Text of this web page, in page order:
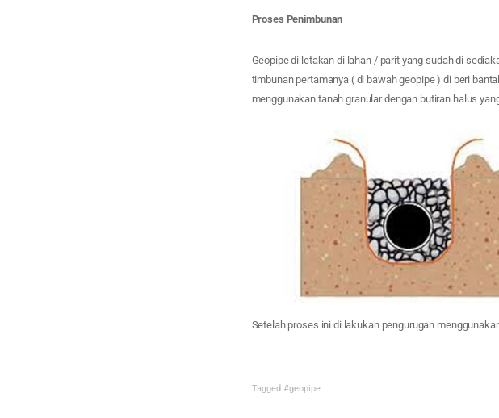
Proses Penimbunan
Geopipe di letakan di lahan / parit yang sudah di
timbunan pertamanya ( di bawah geopipe ) di beri
menggunakan tanah granular dengan butiran halus
Setelah proses ini di lakukan pengurugan
Tagged #geopipe